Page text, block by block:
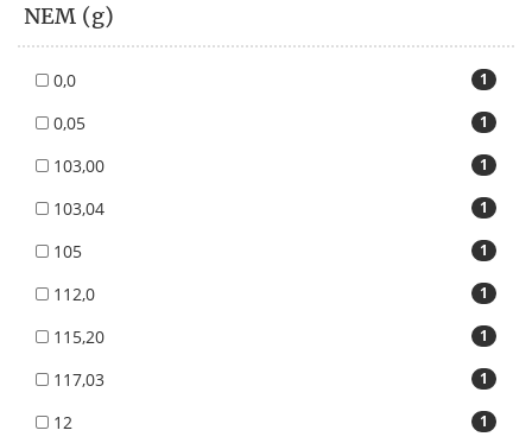
NEM (g)
1
0,0
1
0,05
1
103,00
1
103,04
1
105
1
112,0
1
115,20
1
117,03
1
12